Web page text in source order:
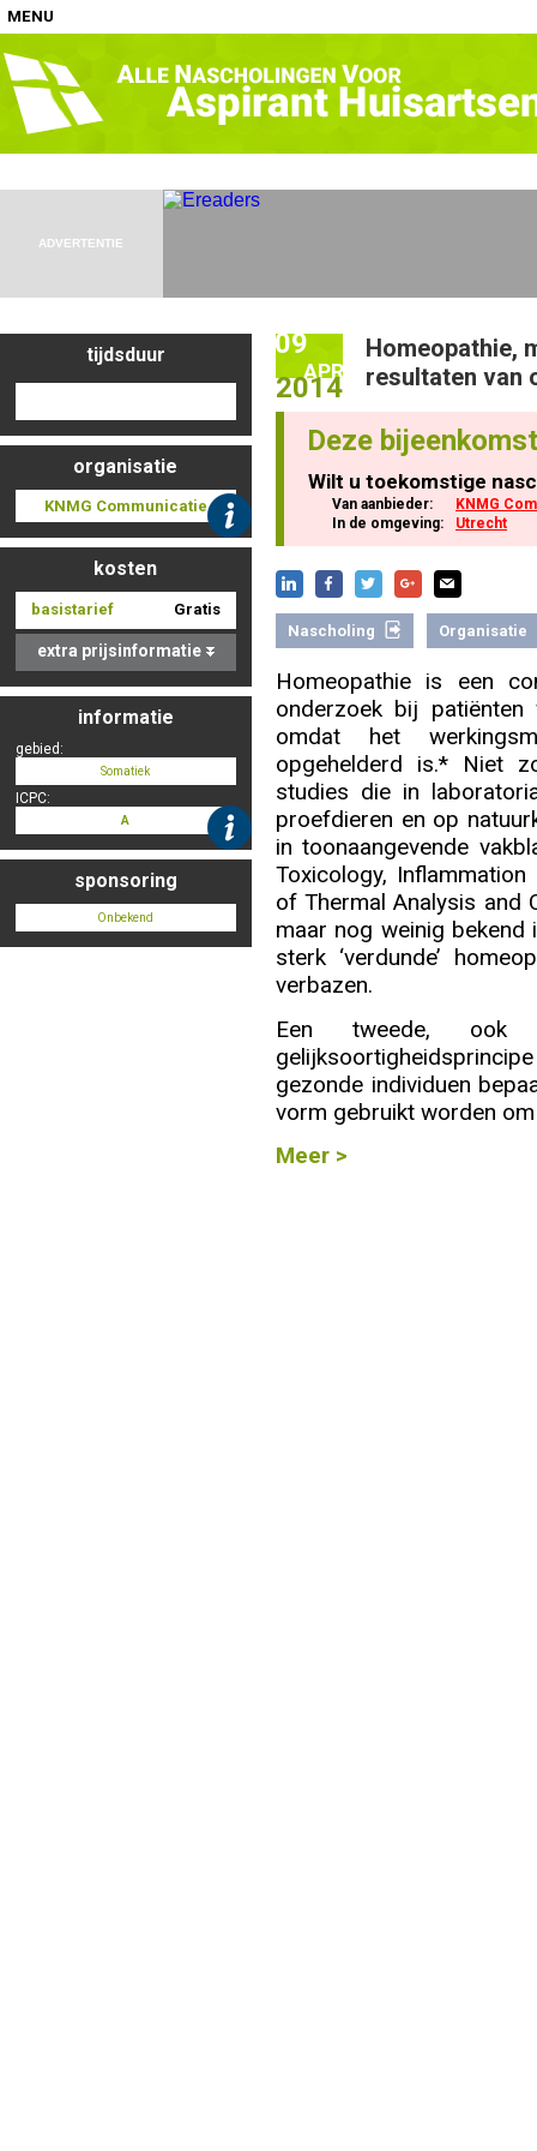
MENU
Home
Nascholingen op locatie (agenda)
Nascholingen online (elearning)
Nascholingen op aanvraag (in-company)
Nascholing aanmelden
ADVERTENTIE
tijdsduur
organisatie
KNMG Communicatie
kosten
basistarief Gratis
extra prijsinformatie
informatie
gebied:
Somatiek
ICPC:
A
sponsoring
Onbekend
09
APR
2014
Homeopathie,
resultaten van
Deze
Wilt u toekomstige
Van aanbieder:
KNMG
In de omgeving:
Utrecht
Nascholing Organisatie
Homeopathie is een
onderzoek bij
omdat het
opgehelderd is.* Niet
studies die in
proefdieren en op
in toonaangevende
Toxicology,
of Thermal Analysis and
maar nog weinig
sterk ‘verdunde’
verbazen.
Een tweede, ook
gezonde individuen
vorm gebruikt worden
Meer >